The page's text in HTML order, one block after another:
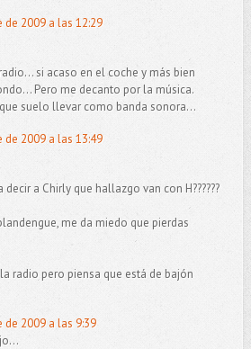
de 2009 a las 12:29
si acaso en el coche y más bien
Pero me decanto por la música.
suelo llevar como banda sonora...
de 2009 a las 13:49
decir a Chirly que hallazgo van con H??????
me da miedo que pierdas
radio pero piensa que está de bajón
de 2009 a las 9:39